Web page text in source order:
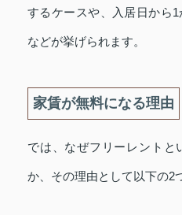
するケースや、入居日から
などが挙げられます。
家賃が無料になる理由
では、なぜフリーレントと
か、その理由として以下の2